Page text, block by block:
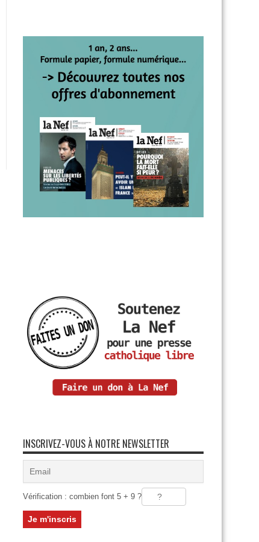
INSCRIVEZ-VOUS À NOTRE NEWSLETTER
Vérification : combien font 5 + 9 ?